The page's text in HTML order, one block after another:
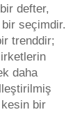
defter,
bir seçimdir.
trenddir;
daha
bir